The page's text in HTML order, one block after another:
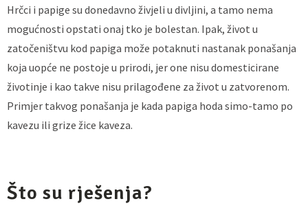
Hrčci i papige su donedavno živjeli u divljini, a tamo nema
mogućnosti opstati onaj tko je bolestan. Ipak, život u
zatočeništvu kod papiga može potaknuti nastanak ponašanja
koja uopće ne postoje u prirodi, jer one nisu domesticirane
životinje i kao takve nisu prilagođene za život u zatvorenom.
Primjer takvog ponašanja je kada papiga hoda simo-tamo po
kavezu ili grize žice kaveza.
Što su rješenja?